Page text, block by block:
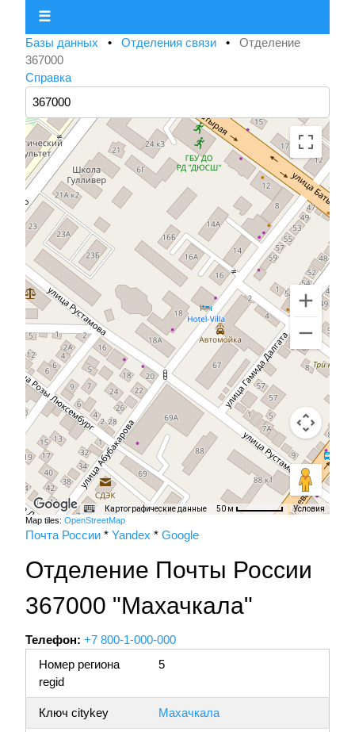
☰
Базы данных • Отделения связи • Отделение
367000
Справка
Картографические данные 50 м Условия
Map tiles: OpenStreetMap
Почта России * Yandex * Google
Отделение Почты России
367000 "Махачкала"
Телефон: +7 800-1-000-000
Номер региона
regid
5
Ключ citykey Махачкала